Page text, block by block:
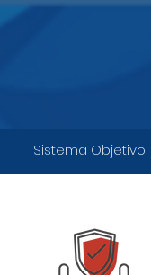
Sistema Objetivo